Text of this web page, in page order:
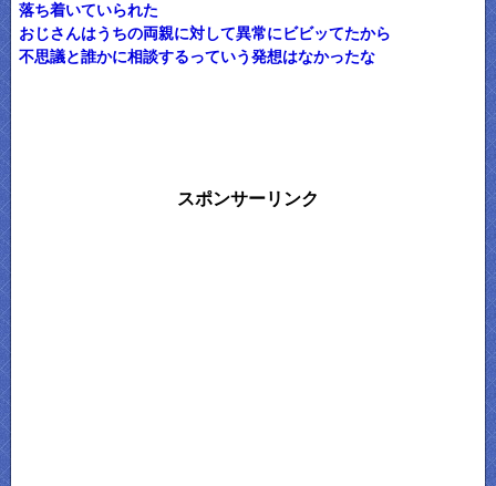
落ち着いていられた
おじさんはうちの両親に対して異常にビビッてたから
不思議と誰かに相談するっていう発想はなかったな
スポンサーリンク